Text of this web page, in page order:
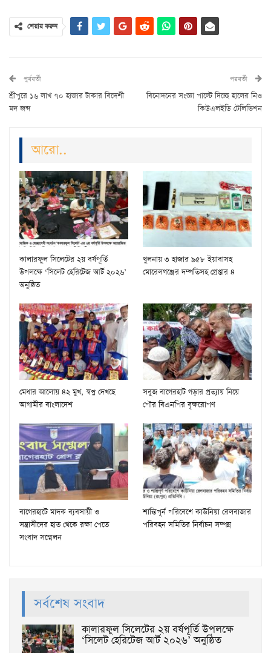
শেয়ার করুন
পুর্ববর্তী
শ্রীপুরে ১৬ লাখ ৭০ হাজার টাকার বিদেশী
মদ জব্দ
পরবর্তী
বিনোদনের সংজ্ঞা পাল্টে দিচ্ছে হালের নিও
কিউএলইডি টেলিভিশন
আরো..
কালারফুল সিলেটের ২য় বর্ষপূর্তি
উপলক্ষে ‘সিলেট হেরিটেজ আর্ট ২০২৬’
অনুষ্ঠিত
খুলনায় ৩ হাজার ৯৫৮ ইয়াবাসহ
মোরেলগঞ্জের দম্পতিসহ গ্রেপ্তার ৪
মেধার আলোয় ৪২ মুখ, স্বপ্ন দেখছে
আগামীর বাংলাদেশ
সবুজ বাগেরহাট গড়ার প্রত্যায় নিয়ে
পৌর বিএনপির বৃক্ষরোপণ
বাগেরহাটে মাদক ব্যবসায়ী ও
সন্ত্রাসীদের হাত থেকে রক্ষা পেতে
সংবাদ সম্মেলন
শান্তিপূর্ন পরিবেশে কাউনিয়া রেলবাজার
পরিবহন সমিতির নির্বাচন সম্পন্ন
সর্বশেষ সংবাদ
কালারফুল সিলেটের ২য় বর্ষপূর্তি উপলক্ষে
‘সিলেট হেরিটেজ আর্ট ২০২৬’ অনুষ্ঠিত